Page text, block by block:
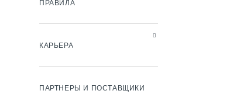
ПРАВИЛА
КАРЬЕРА
ПАРТНЕРЫ И ПОСТАВЩИКИ